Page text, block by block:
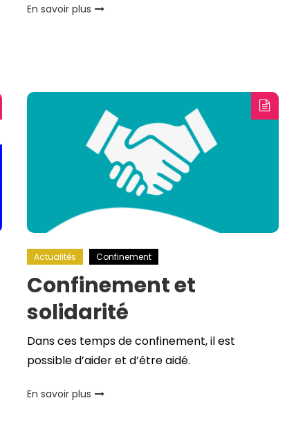
En savoir plus
Actualités Confinement
Confinement et
solidarité
Dans ces temps de confinement, il est
possible d’aider et d’être aidé.
En savoir plus